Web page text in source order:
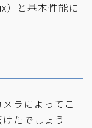
）と基本性能に
ラによってこ
たでしょう